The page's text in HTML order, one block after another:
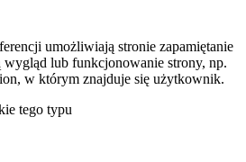
umożliwiają stronie zapamiętanie
lub funkcjonowanie strony, np.
w którym znajduje się użytkownik.
tego typu